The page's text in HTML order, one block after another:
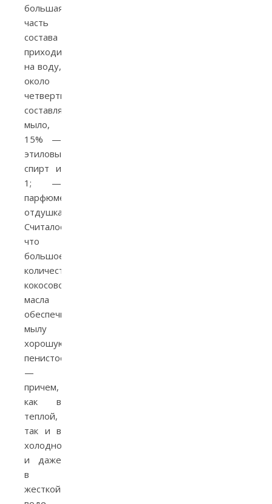
большая
часть
состава
приходилась
на воду,
около
четверти
составляло
мыло,
15% —
этиловый
спирт и
1; —
парфюмерная
отдушка.
Считалось,
что
большое
количество
кокосового
масла
обеспечивает
мылу
хорошую
пенистость
—
причем,
как в
теплой,
так и в
холодной,
и даже
в
жесткой